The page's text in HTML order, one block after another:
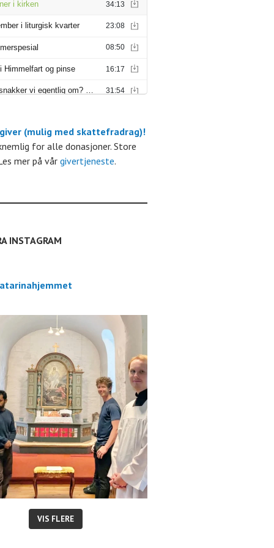
(mulig med skattefradrag)!
for alle donasjoner. Store
mer på vår givertjeneste.
INSTAGRAM
VIS FLERE